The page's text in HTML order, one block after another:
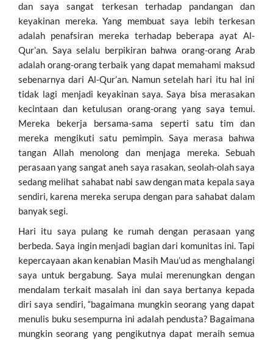
dan saya sangat terkesan terhadap pandangan dan
keyakinan mereka. Yang membuat saya lebih terkesan
adalah penafsiran mereka terhadap beberapa ayat Al-
Qur’an. Saya selalu berpikiran bahwa orang-orang Arab
adalah orang-orang terbaik yang dapat memahami maksud
sebenarnya dari Al-Qur’an. Namun setelah hari itu hal ini
tidak lagi menjadi keyakinan saya. Saya bisa merasakan
kecintaan dan ketulusan orang-orang yang saya temui.
Mereka bekerja bersama-sama seperti satu tim dan
mereka mengikuti satu pemimpin. Saya merasa bahwa
tangan Allah menolong dan menjaga mereka. Sebuah
perasaan yang sangat aneh saya rasakan, seolah-olah saya
sedang melihat sahabat nabi saw dengan mata kepala saya
sendiri, karena mereka serupa dengan para sahabat dalam
banyak segi.
Hari itu saya pulang ke rumah dengan perasaan yang
berbeda. Saya ingin menjadi bagian dari komunitas ini. Tapi
kepercayaan akan kenabian Masih Mau’ud as menghalangi
saya untuk bergabung. Saya mulai merenungkan dengan
mendalam terkait masalah ini dan saya bertanya kepada
diri saya sendiri, “bagaimana mungkin seorang yang dapat
menulis buku sesempurna ini adalah pendusta? Bagaimana
mungkin seorang yang pengikutnya dapat meraih semua